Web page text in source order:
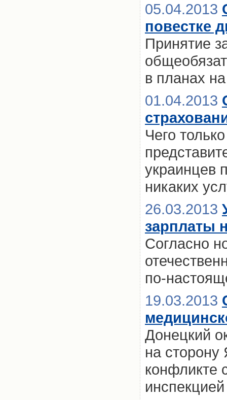
05.04.2013
повестке
Принятие
в планах
01.04.2013
Чего
украинцев
никаких
26.03.2013
зарплаты
Согласно
по-
19.03.2013
Донецкий
на
конфликте